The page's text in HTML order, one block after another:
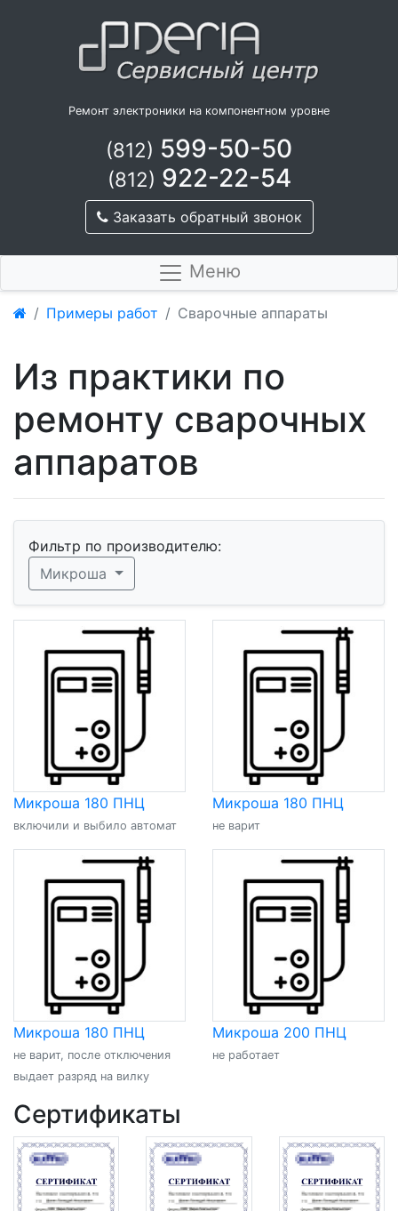
Ремонт электроники на компонентном уровне
(812) 599-50-50
(812) 922-22-54
Заказать обратный звонок
Меню
Примеры работ Сварочные аппараты
Из практики по
ремонту сварочных
аппаратов
Фильтр по производителю:
Микроша
Микроша 180 ПНЦ
включили и выбило автомат
Микроша 180 ПНЦ
не варит
Микроша 180 ПНЦ
не варит, после отключения
выдает разряд на вилку
Микроша 200 ПНЦ
не работает
Сертификаты